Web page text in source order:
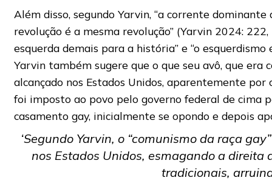
Além disso, segundo Yarvin, “a corrente
revolução é a mesma revolução” (Yarvin 2024:
esquerda demais para a história” e “o
Yarvin também sugere que o que seu avô, que
alcançado nos Estados Unidos, aparentemente
foi imposto ao povo pelo governo federal de cima
casamento gay, inicialmente se opondo e depois
‘Segundo Yarvin, o “comunismo da raça
nos Estados Unidos, esmagando a
tradicionais,